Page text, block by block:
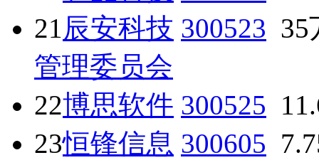
21辰安科技 300523 35
管理委员会
22博思软件 300525
23恒锋信息 300605